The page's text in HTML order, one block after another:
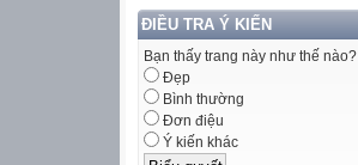
ĐIỀU TRA Ý KIẾN
Bạn thấy trang này như thế nào?
Đẹp
Bình thường
Đơn điệu
Ý kiến khác